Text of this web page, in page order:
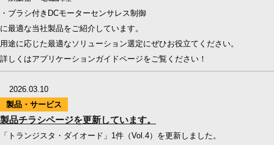
・ブラシ付きDCモーターセンサレス制御
に最適な当社製品をご紹介しています。
用途に応じた最適なソリューション選定にぜひお役立てください。
詳しくはアプリケーションガイドページをご覧ください！
2026.03.10
製品・サービス
製品チラシページを更新しています。
「トランジスタ・ダイオード」1件（Vol.4）を更新しました。